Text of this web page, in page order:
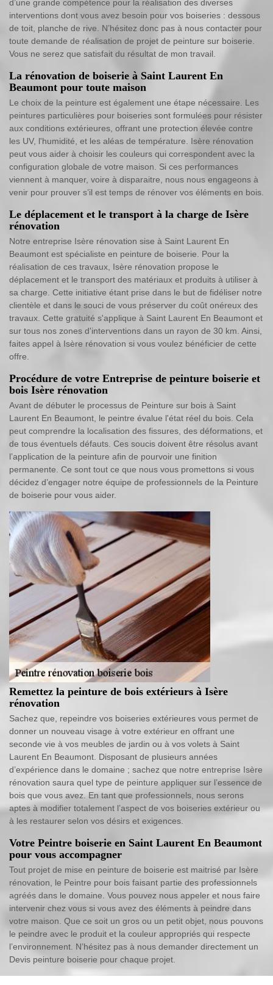
d’une grande compétence pour la réalisation des diverses
interventions dont vous avez besoin pour vos boiseries : dessous
de toit, planche de rive. N’hésitez donc pas à nous contacter pour
toute demande de réalisation de projet de peinture sur boiserie.
Vous ne serez que satisfait du résultat de mon travail.
La rénovation de boiserie à Saint Laurent En
Beaumont pour toute maison
Le choix de la peinture est également une étape nécessaire. Les
peintures particulières pour boiseries sont formulées pour résister
aux conditions extérieures, offrant une protection élevée contre
les UV, l'humidité, et les aléas de température. Isère rénovation
peut vous aider à choisir les couleurs qui correspondent avec la
configuration globale de votre maison. Si ces performances
viennent à manquer, voire à disparaitre, nous nous engageons à
venir pour prouver s’il est temps de rénover vos éléments en bois.
Le déplacement et le transport à la charge de Isère
rénovation
Notre entreprise Isère rénovation sise à Saint Laurent En
Beaumont est spécialiste en peinture de boiserie. Pour la
réalisation de ces travaux, Isère rénovation propose le
déplacement et le transport des matériaux et produits à utiliser à
sa charge. Cette initiative étant prise dans le but de fidéliser notre
clientèle et dans le souci de vous préserver du coût onéreux des
travaux. Cette gratuité s'applique à Saint Laurent En Beaumont et
sur tous nos zones d'interventions dans un rayon de 30 km. Ainsi,
faites appel à Isère rénovation si vous voulez bénéficier de cette
offre.
Procédure de votre Entreprise de peinture boiserie et
bois Isère rénovation
Avant de débuter le processus de Peinture sur bois à Saint
Laurent En Beaumont, le peintre évalue l'état réel du bois. Cela
peut comprendre la localisation des fissures, des déformations, et
de tous éventuels défauts. Ces soucis doivent être résolus avant
l’application de la peinture afin de pourvoir une finition
permanente. Ce sont tout ce que nous vous promettons si vous
décidez d’engager notre équipe de professionnels de la Peinture
de boiserie pour vous aider.
Remettez la peinture de bois extérieurs à Isère
rénovation
Sachez que, repeindre vos boiseries extérieures vous permet de
donner un nouveau visage à votre extérieur en offrant une
seconde vie à vos meubles de jardin ou à vos volets à Saint
Laurent En Beaumont. Disposant de plusieurs années
d’expérience dans le domaine ; sachez que notre entreprise Isère
rénovation saura quel type de peinture appliquer sur l’essence de
bois que vous avez. En tant que professionnels, nous serons
aptes à modifier totalement l’aspect de vos boiseries extérieur ou
à les restaurer selon vos désirs et exigences.
Votre Peintre boiserie en Saint Laurent En Beaumont
pour vous accompagner
Tout projet de mise en peinture de boiserie est maitrisé par Isère
rénovation, le Peintre pour bois faisant partie des professionnels
agréés dans le domaine. Vous pouvez nous appeler et nous faire
intervenir chez vous si vous avez des éléments à peindre dans
votre maison. Que ce soit un gros ou un petit objet, nous pouvons
le peindre avec le produit et la couleur appropriés qui respecte
l’environnement. N’hésitez pas à nous demander directement un
Devis peinture boiserie pour chaque projet.